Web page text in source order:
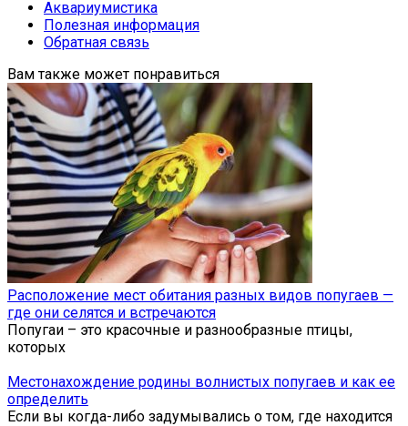
Аквариумистика
Полезная информация
Обратная связь
Вам также может понравиться
Расположение мест обитания разных видов попугаев —
где они селятся и встречаются
Попугаи – это красочные и разнообразные птицы,
которых
Местонахождение родины волнистых попугаев и как ее
определить
Если вы когда-либо задумывались о том, где находится